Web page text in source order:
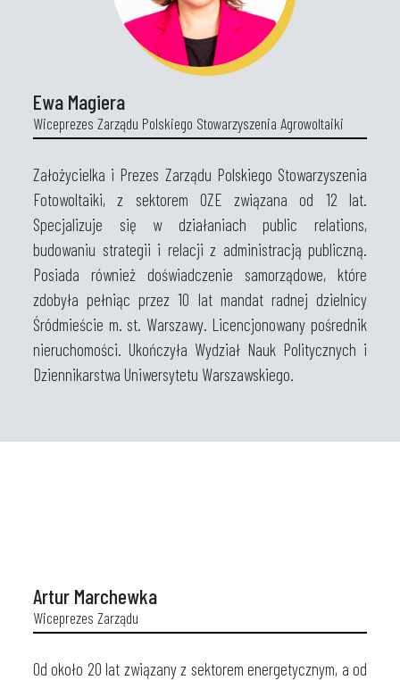
Ewa Magiera
Wiceprezes Zarządu Polskiego Stowarzyszenia Agrowoltaiki
Założycielka i Prezes Zarządu Polskiego Stowarzyszenia
Fotowoltaiki, z sektorem OZE związana od 12 lat.
Specjalizuje się w działaniach public relations,
budowaniu strategii i relacji z administracją publiczną.
Posiada również doświadczenie samorządowe, które
zdobyła pełniąc przez 10 lat mandat radnej dzielnicy
Śródmieście m. st. Warszawy. Licencjonowany pośrednik
nieruchomości. Ukończyła Wydział Nauk Politycznych i
Dziennikarstwa Uniwersytetu Warszawskiego.
Artur Marchewka
Wiceprezes Zarządu
Od około 20 lat związany z sektorem energetycznym, a od